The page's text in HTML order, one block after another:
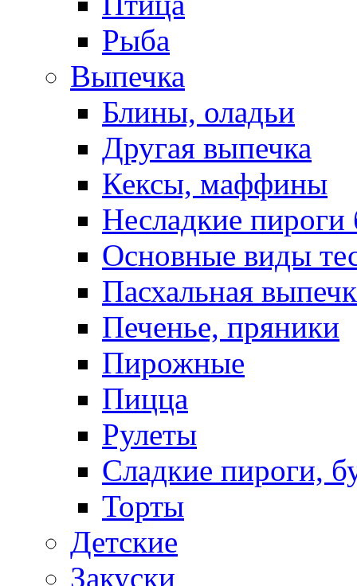
Рыба
Выпечка
Блины, оладьи
Другая выпечка
Кексы, маффины
Несладкие пироги
Основные виды
Пасхальная
Печенье, пряники
Пирожные
Пицца
Рулеты
Сладкие пироги,
Торты
Детские
Закуски